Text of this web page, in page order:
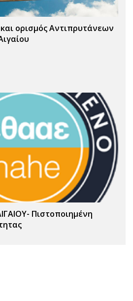
ορισμός Αντιπρυτάνεων
Πιστοποιημένη